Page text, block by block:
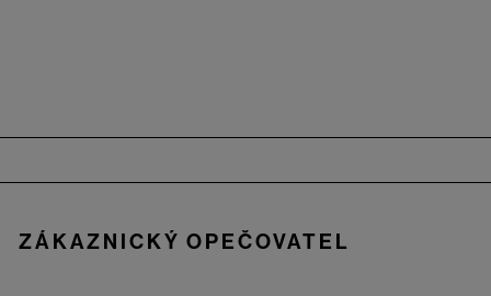
ZÁKAZNICKÝ OPEČOVATEL